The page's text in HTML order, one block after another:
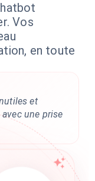
Vos
en toute
et
une prise